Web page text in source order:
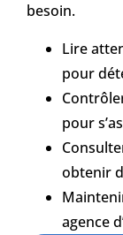
besoin.
Lire
pour
pour
obtenir
agence